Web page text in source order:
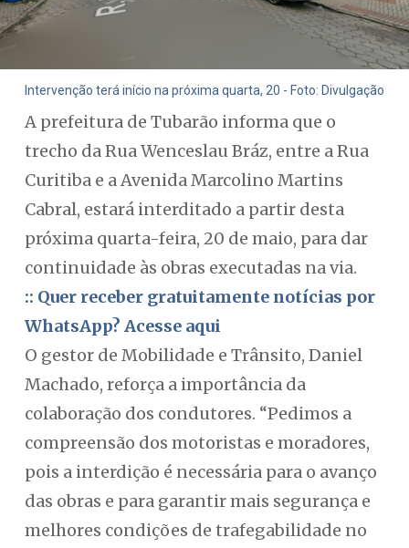
Intervenção terá início na próxima quarta, 20 - Foto: Divulgação
A prefeitura de Tubarão informa que o
trecho da Rua Wenceslau Bráz, entre a Rua
Curitiba e a Avenida Marcolino Martins
Cabral, estará interditado a partir desta
próxima quarta-feira, 20 de maio, para dar
continuidade às obras executadas na via.
:: Quer receber gratuitamente notícias por
WhatsApp? Acesse aqui
O gestor de Mobilidade e Trânsito, Daniel
Machado, reforça a importância da
colaboração dos condutores. “Pedimos a
compreensão dos motoristas e moradores,
pois a interdição é necessária para o avanço
das obras e para garantir mais segurança e
melhores condições de trafegabilidade no